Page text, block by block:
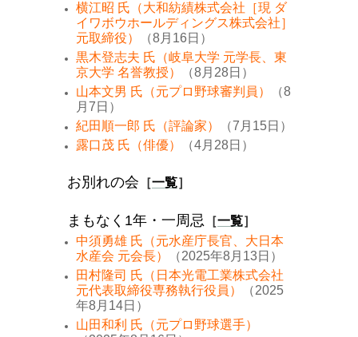
横江昭 氏（大和紡績株式会社［現 ダ
イワボウホールディングス株式会社］
元取締役）
（8月16日）
黒木登志夫 氏（岐阜大学 元学長、東
京大学 名誉教授）
（8月28日）
山本文男 氏（元プロ野球審判員）
（8
月7日）
紀田順一郎 氏（評論家）
（7月15日）
露口茂 氏（俳優）
（4月28日）
お別れの会 ［一覧］
まもなく1年・一周忌 ［一覧］
中須勇雄 氏（元水産庁長官、大日本
水産会 元会長）
（2025年8月13日）
田村隆司 氏（日本光電工業株式会社
元代表取締役専務執行役員）
（2025
年8月14日）
山田和利 氏（元プロ野球選手）